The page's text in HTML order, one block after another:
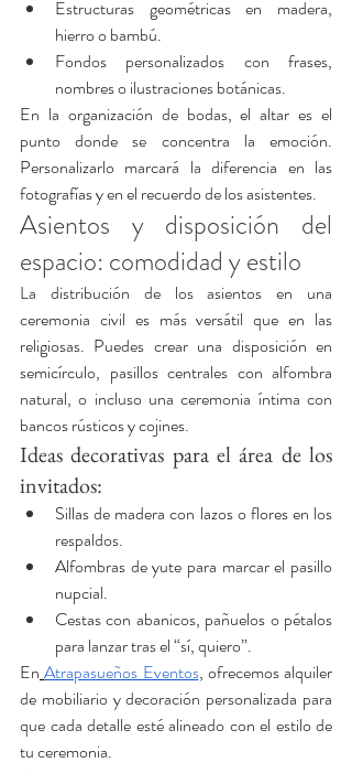
Estructuras geométricas en madera,
hierro o bambú.
Fondos personalizados con frases,
nombres o ilustraciones botánicas.
En la organización de bodas, el altar es el
punto donde se concentra la emoción.
Personalizarlo marcará la diferencia en las
fotografías y en el recuerdo de los asistentes.
Asientos y disposición del
espacio: comodidad y estilo
La distribución de los asientos en una
ceremonia civil es más versátil que en las
religiosas. Puedes crear una disposición en
semicírculo, pasillos centrales con alfombra
natural, o incluso una ceremonia íntima con
bancos rústicos y cojines.
Ideas decorativas para el área de los
invitados:
Sillas de madera con lazos o flores en los
respaldos.
Alfombras de yute para marcar el pasillo
nupcial.
Cestas con abanicos, pañuelos o pétalos
para lanzar tras el “sí, quiero”.
En Atrapasueños Eventos, ofrecemos alquiler
de mobiliario y decoración personalizada para
que cada detalle esté alineado con el estilo de
tu ceremonia.